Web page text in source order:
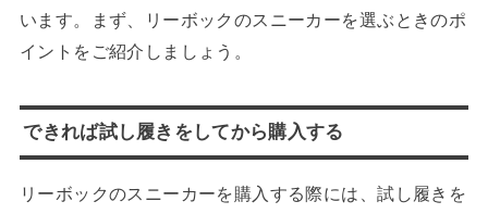
います。まず、リーボックのスニーカーを選ぶときのポ
イントをご紹介しましょう。
できれば試し履きをしてから購入する
リーボックのスニーカーを購入する際には、試し履きを